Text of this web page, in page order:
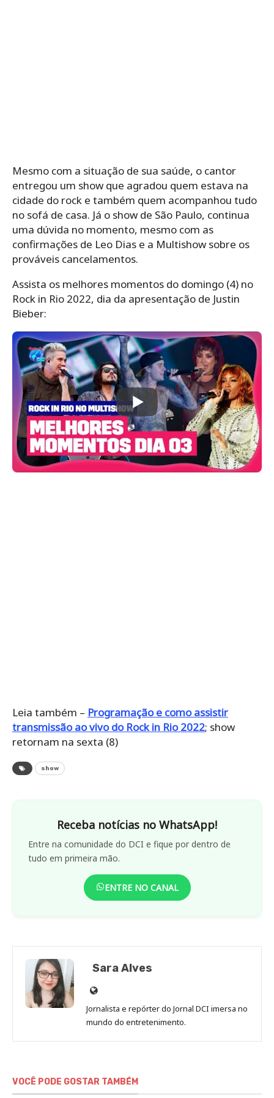
Mesmo com a situação de sua saúde, o cantor
entregou um show que agradou quem estava na
cidade do rock e também quem acompanhou tudo
no sofá de casa. Já o show de São Paulo, continua
uma dúvida no momento, mesmo com as
confirmações de Leo Dias e a Multishow sobre os
prováveis cancelamentos.
Assista os melhores momentos do domingo (4) no
Rock in Rio 2022, dia da apresentação de Justin
Bieber:
Leia também – Programação e como assistir
transmissão ao vivo do Rock in Rio 2022; show
retornam na sexta (8)
show
Receba notícias no WhatsApp!
Entre na comunidade do DCI e fique por dentro de
tudo em primeira mão.
ENTRE NO CANAL
Sara Alves
Site
de
Sara
Jornalista e repórter do Jornal DCI imersa no
mundo do entretenimento.
VOCÊ PODE GOSTAR TAMBÉM